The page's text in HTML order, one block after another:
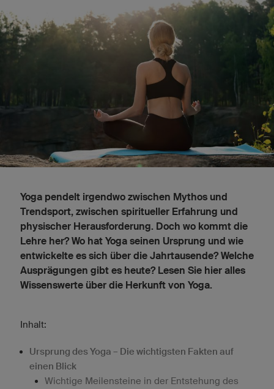
Yoga pendelt irgendwo zwischen Mythos und
Trendsport, zwischen spiritueller Erfahrung und
physischer Herausforderung. Doch wo kommt die
Lehre her? Wo hat Yoga seinen Ursprung und wie
entwickelte es sich über die Jahrtausende? Welche
Ausprägungen gibt es heute? Lesen Sie hier alles
Wissenswerte über die Herkunft von Yoga.
Inhalt:
Ursprung des Yoga – Die wichtigsten Fakten auf
einen Blick
Wichtige Meilensteine in der Entstehung des